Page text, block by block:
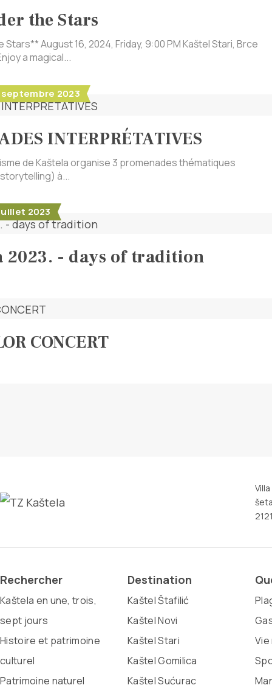
the Stars
Stars** August 16, 2024, Friday, 9:00 PM Kaštel Stari, Brce
a magical...
septembre 2023
INTERPRÉTATIVES
de Kaštela organise 3 promenades thématiques
à...
2023
2023. - days of tradition
CONCERT
Rechercher
Kaštela en une, trois,
sept jours
Histoire et patrimoine
culturel
Patrimoine naturel
Destination
Kaštel Štafilić
Kaštel Novi
Kaštel Stari
Kaštel Gomilica
Kaštel Sućurac